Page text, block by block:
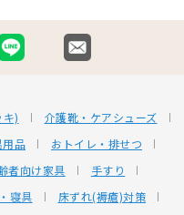
)
介護靴・ケアシューズ
用品
おトイレ・排せつ
者向け家具
手すり
寝具 床ずれ(褥瘡)対策